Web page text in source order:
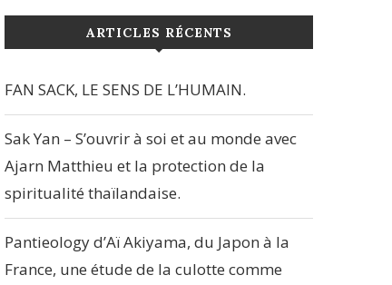
ARTICLES RÉCENTS
FAN SACK, LE SENS DE L’HUMAIN.
Sak Yan – S’ouvrir à soi et au monde avec
Ajarn Matthieu et la protection de la
spiritualité thaïlandaise.
Pantieology d’Aï Akiyama, du Japon à la
France, une étude de la culotte comme